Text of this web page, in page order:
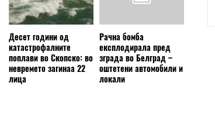
Десет години од
катастрофалните
поплави во Скопско: во
невремето загинаа 22
лица
Рачна бомба
експлодирала пред
зграда во Белград –
оштетени автомобили и
локали